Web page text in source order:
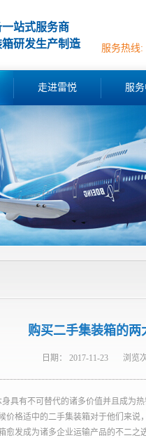
站式服务商
研发生产制造
服务热线:
走进雷悦 服
购买二手集装箱的两
日期： 2017-11-23 浏览
身具有不可替代的诸多价值并且成为
价格适中的二手集装箱对于他们来
愈发成为诸多企业运输产品的不二